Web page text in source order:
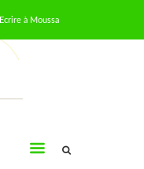
Ecrire à Moussa